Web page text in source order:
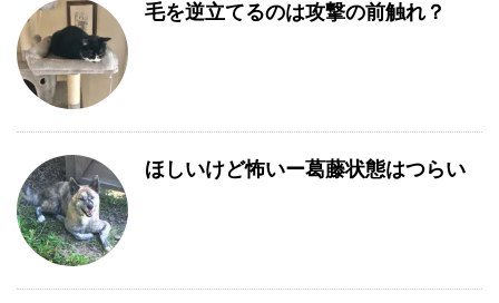
毛を逆立てるのは攻撃の前触れ？
ほしいけど怖いー葛藤状態はつらい